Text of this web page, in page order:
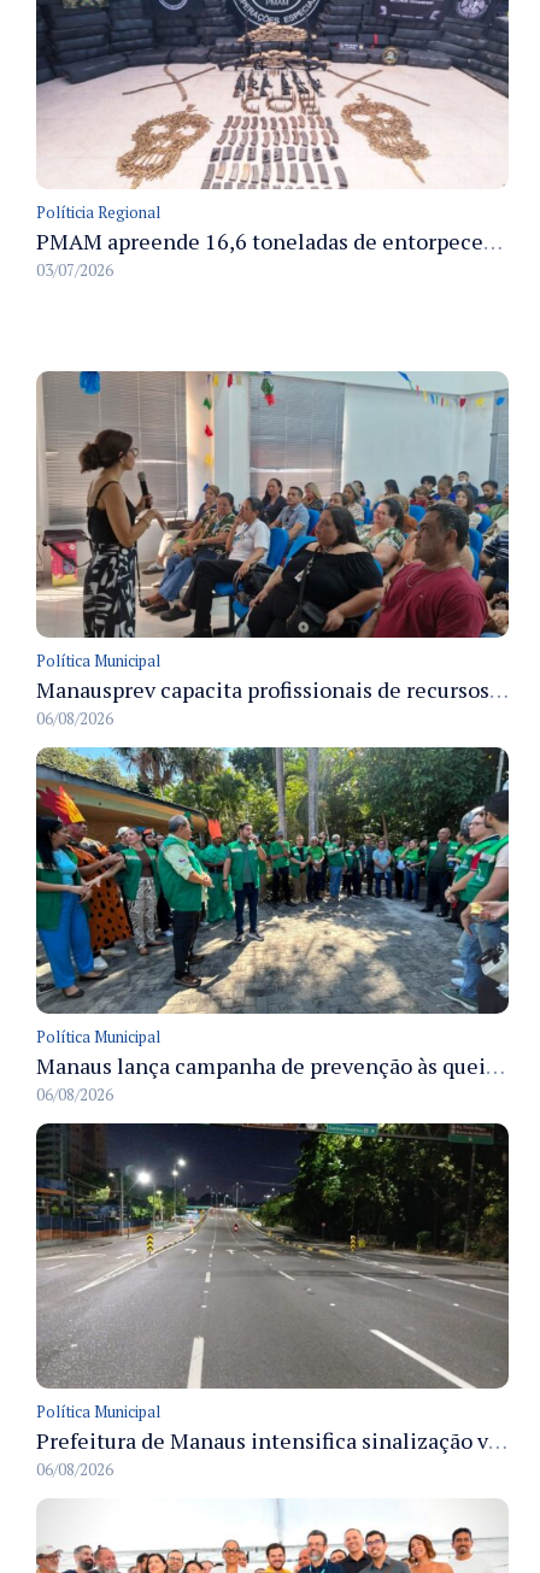
Políticia Regional
PMAM apreende 16,6 toneladas de entorpecentes e registra aumento nas prisões em flagrante e nas capturas de foragidos no primeiro semestre de 2026
03/07/2026
Política Municipal
Manausprev capacita profissionais de recursos humanos para agilizar concessão de aposentadorias no município
06/08/2026
Política Municipal
Manaus lança campanha de prevenção às queimadas no verão amazônico com comitê integrado
06/08/2026
Política Municipal
Prefeitura de Manaus intensifica sinalização viária em diversos bairros para organizar o trânsito e reduzir sinistros
06/08/2026